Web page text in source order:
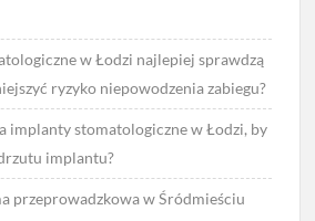
w Łodzi najlepiej sprawdzą
ryzyko niepowodzenia zabiegu?
implanty stomatologiczne w Łodzi, by
implantu?
przeprowadzkowa w Śródmieściu